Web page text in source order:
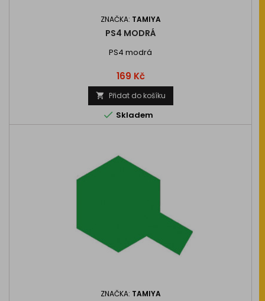
ZNAČKA: TAMIYA
PS4 MODRÁ
PS4 modrá
Cena
169 Kč
 Přidat do košíku
 Skladem
ZNAČKA: TAMIYA